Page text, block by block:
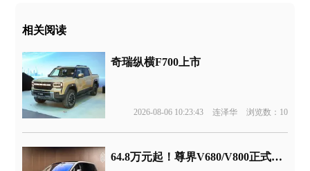
相关阅读
奇瑞纵横F700上市
2026-08-06 10:23:43 连泽华 浏览数：10
64.8万元起！尊界V680/V800正式上市